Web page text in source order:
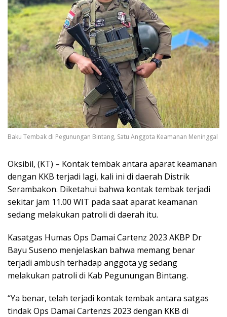
Baku Tembak di Pegunungan Bintang, Satu Anggota Keamanan Meninggal
Oksibil, (KT) – Kontak tembak antara aparat keamanan
dengan KKB terjadi lagi, kali ini di daerah Distrik
Serambakon. Diketahui bahwa kontak tembak terjadi
sekitar jam 11.00 WIT pada saat aparat keamanan
sedang melakukan patroli di daerah itu.
Kasatgas Humas Ops Damai Cartenz 2023 AKBP Dr
Bayu Suseno menjelaskan bahwa memang benar
terjadi ambush terhadap anggota yg sedang
melakukan patroli di Kab Pegunungan Bintang.
“Ya benar, telah terjadi kontak tembak antara satgas
tindak Ops Damai Cartenzs 2023 dengan KKB di